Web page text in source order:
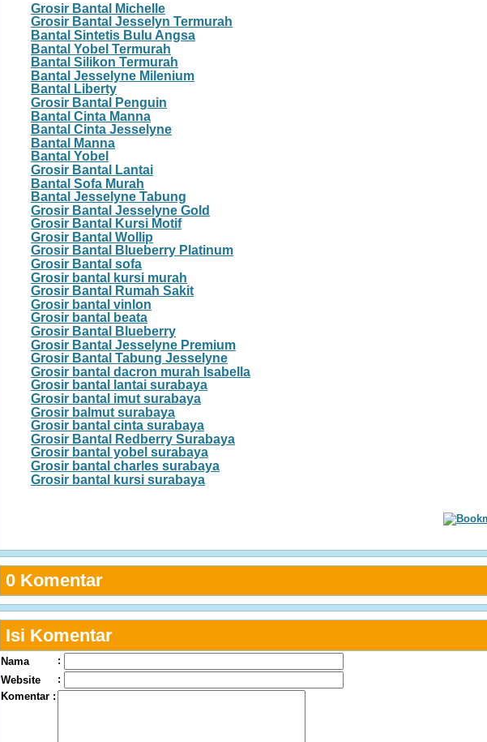
Grosir Bantal Michelle
Grosir Bantal Jesselyn Termurah
Bantal Sintetis Bulu Angsa
Bantal Yobel Termurah
Bantal Silikon Termurah
Bantal Jesselyne Milenium
Bantal Liberty
Grosir Bantal Penguin
Bantal Cinta Manna
Bantal Cinta Jesselyne
Bantal Manna
Bantal Yobel
Grosir Bantal Lantai
Bantal Sofa Murah
Bantal Jesselyne Tabung
Grosir Bantal Jesselyne Gold
Grosir Bantal Kursi Motif
Grosir Bantal Wollip
Grosir Bantal Blueberry Platinum
Grosir Bantal sofa
Grosir bantal kursi murah
Grosir Bantal Rumah Sakit
Grosir bantal vinlon
Grosir bantal beata
Grosir Bantal Blueberry
Grosir Bantal Jesselyne Premium
Grosir Bantal Tabung Jesselyne
Grosir bantal dacron murah Isabella
Grosir bantal lantai surabaya
Grosir bantal imut surabaya
Grosir balmut surabaya
Grosir bantal cinta surabaya
Grosir Bantal Redberry Surabaya
Grosir bantal yobel surabaya
Grosir bantal charles surabaya
Grosir bantal kursi surabaya
0 Komentar
Isi Komentar
Nama
:
Website
:
Komentar :